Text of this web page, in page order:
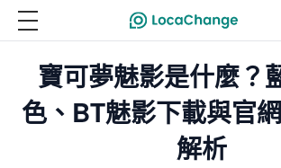
寶可夢魅影是什麼？
色、BT魅影下載與官
解析